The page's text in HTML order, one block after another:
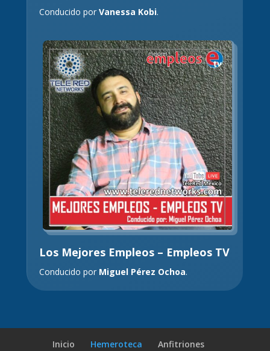
Conducido porVanessa Kobi.
Los Mejores Empleos – Empleos TV
Conducido por Miguel Pérez Ochoa.
Inicio Hemeroteca Anfitriones